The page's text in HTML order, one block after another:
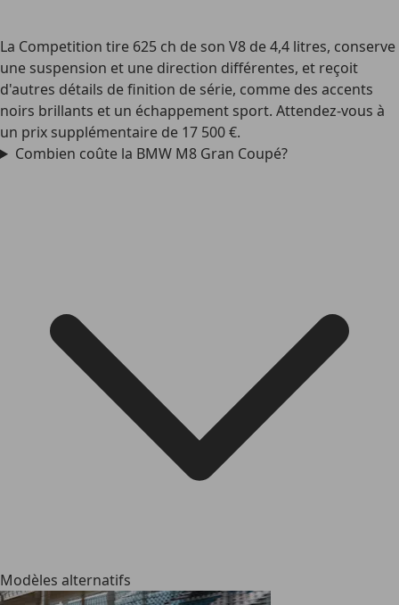
La Competition tire 625 ch de son V8 de 4,4 litres, conserve
une suspension et une direction différentes, et reçoit
d'autres détails de finition de série, comme des accents
noirs brillants et un échappement sport. Attendez-vous à
un prix supplémentaire de 17 500 €.
Combien coûte la BMW M8 Gran Coupé?
Modèles alternatifs